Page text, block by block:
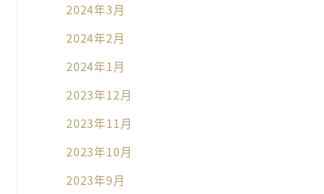
2024年3月
2024年2月
2024年1月
2023年12月
2023年11月
2023年10月
2023年9月